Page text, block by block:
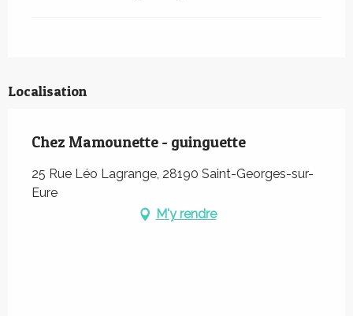
Localisation
Chez Mamounette - guinguette
25 Rue Léo Lagrange, 28190 Saint-Georges-sur-
Eure
M'y rendre